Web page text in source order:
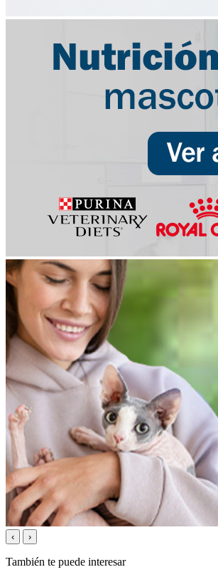
‹ ›
También te puede interesar